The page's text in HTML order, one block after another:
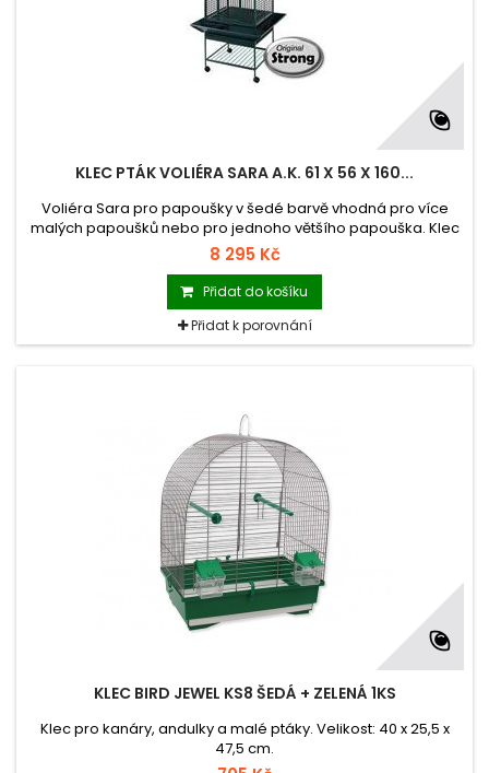
KLEC PTÁK VOLIÉRA SARA A.K. 61 X 56 X 160...
Voliéra Sara pro papoušky v šedé barvě vhodná pro více
malých papoušků nebo pro jednoho většího papouška. Klec
se dodává se stojanem a je vybaná kolečky, čímž je
umožněna pojízdnost klece a spodními ochrannými bočními
lištami proti zněčišťování okolí klece.
8 295 Kč
Přidat do košíku
Přidat k porovnání
KLEC BIRD JEWEL KS8 ŠEDÁ + ZELENÁ 1KS
Klec pro kanáry, andulky a malé ptáky. Velikost: 40 x 25,5 x
47,5 cm.